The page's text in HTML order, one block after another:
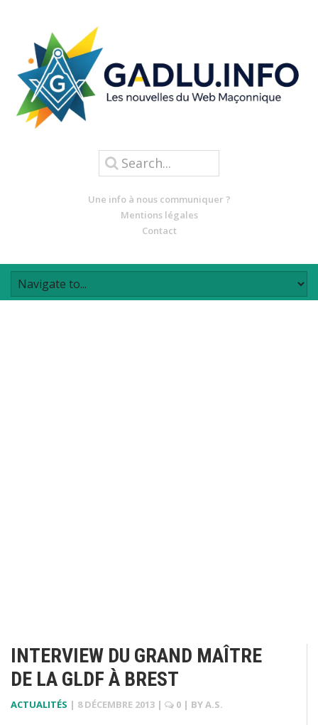
Une info à nous communiquer ?
Mentions légales
Contact
INTERVIEW DU GRAND MAÎTRE
DE LA GLDF À BREST
ACTUALITÉS | 8 DÉCEMBRE 2013 | 0 | BYA.S.